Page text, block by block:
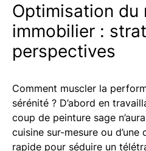
Optimisation du
immobilier :
perspectives
Comment muscler la
sérénité ? D’abord en
coup de peinture sage
cuisine sur-mesure ou
rapide pour séduire un